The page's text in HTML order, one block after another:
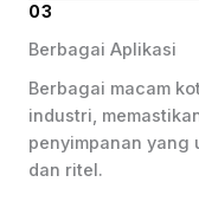
03
Berbagai Aplikasi
Berbagai macam
industri,
penyimpanan yang
dan ritel.